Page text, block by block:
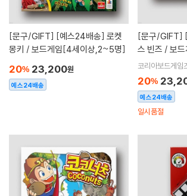
[문구/GIFT]
몽키 / 보드게임[4세이상,2~5명]
20% 23,200원
예스24배송
[문구/GIFT]
스 빈즈 / 보
명]
코리아보드게임
20%
예스24배송
일시품절